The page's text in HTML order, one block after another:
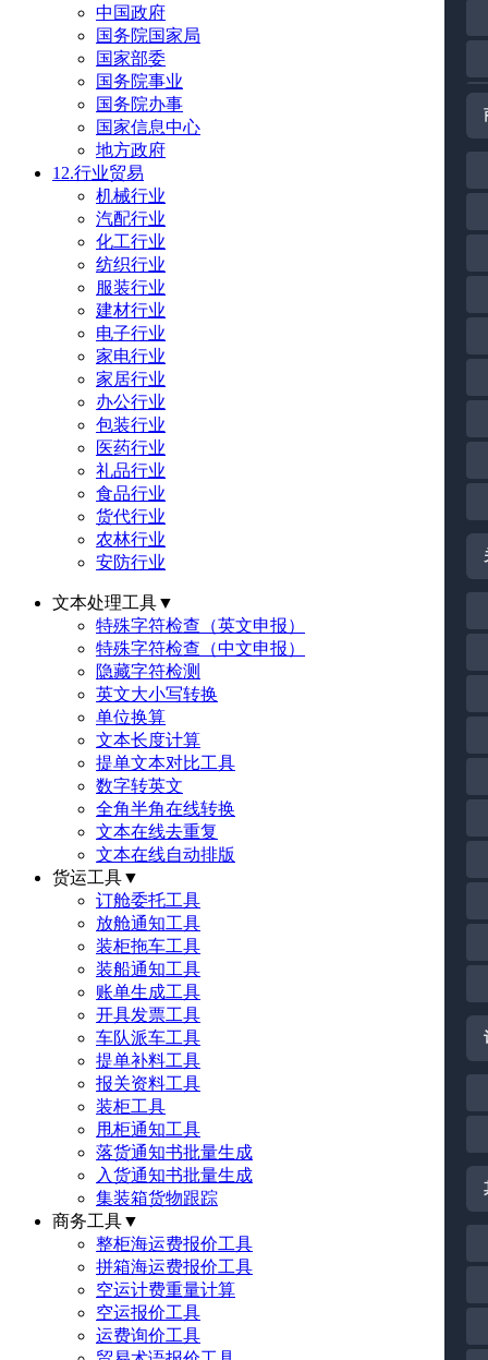
中国政府
国务院国家局
国家部委
国务院事业
国务院办事
国家信息中心
地方政府
12.行业贸易
机械行业
汽配行业
化工行业
纺织行业
服装行业
建材行业
电子行业
家电行业
家居行业
办公行业
包装行业
医药行业
礼品行业
食品行业
货代行业
农林行业
安防行业
文本处理工具▼
特殊字符检查（英文申报）
特殊字符检查（中文申报）
隐藏字符检测
英文大小写转换
单位换算
文本长度计算
提单文本对比工具
数字转英文
全角半角在线转换
文本在线去重复
文本在线自动排版
货运工具▼
订舱委托工具
放舱通知工具
装柜拖车工具
装船通知工具
账单生成工具
开具发票工具
车队派车工具
提单补料工具
报关资料工具
装柜工具
甩柜通知工具
落货通知书批量生成
入货通知书批量生成
集装箱货物跟踪
商务工具▼
整柜海运费报价工具
拼箱海运费报价工具
空运计费重量计算
空运报价工具
运费询价工具